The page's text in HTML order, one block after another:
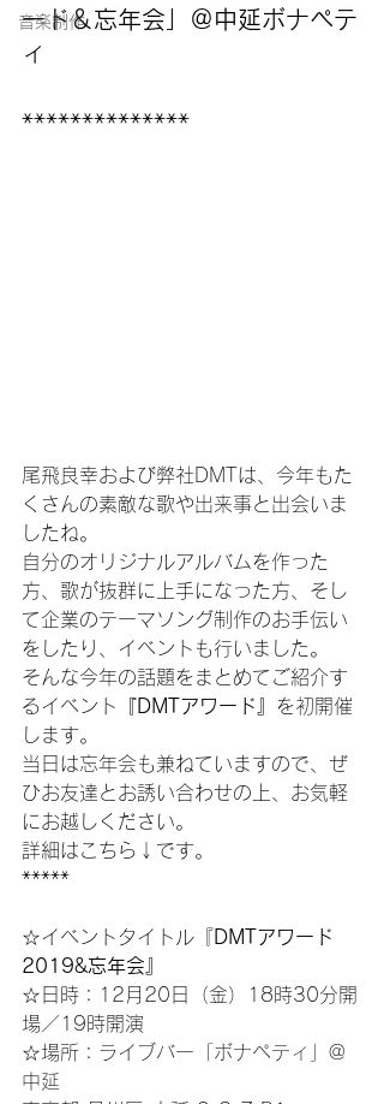
音楽制作
ード＆忘年会」＠中延ボナペテ
ィ
**************
尾飛良幸および弊社DMTは、今年もた
くさんの素敵な歌や出来事と出会いま
したね。
自分のオリジナルアルバムを作った
方、歌が抜群に上手になった方、そし
て企業のテーマソング制作のお手伝い
をしたり、イベントも行いました。
そんな今年の話題をまとめてご紹介す
るイベント
『DMTアワード』 を初開催
します。
当日は忘年会も兼ねていますので、ぜ
ひお友達とお誘い合わせの上、お気軽
にお越しください。
詳細はこちら↓です。
*****
☆イベントタイトル『 DMTアワード
2019&忘年会』
☆日時：12月20日（金）18時30分開
場／19時開演
☆場所： ライブバー「ボナペティ」@
中延